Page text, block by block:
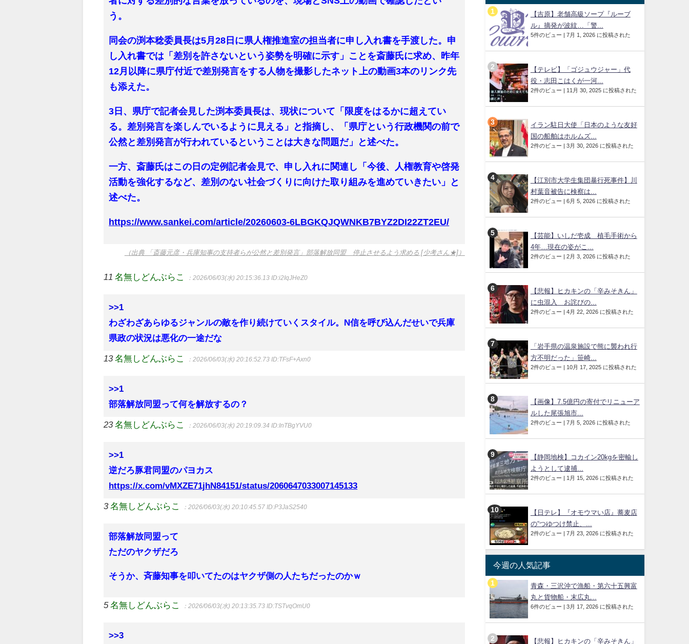
う。
同会の渕本稔委員長は5月28日に県人権推進室の担当者に申し入れ書を手渡した。申
し入れ書では「差別を許さないという姿勢を明確に示す」ことを斎藤氏に求め、昨年
12月以降に県庁付近で差別発言をする人物を撮影したネット上の動画3本のリンク先
も添えた。
3日、県庁で記者会見した渕本委員長は、現状について「限度をはるかに超えてい
る。差別発言を楽しんでいるように見える」と指摘し、「県庁という行政機関の前で
公然と差別発言が行われているということは大きな問題だ」と述べた。
一方、斎藤氏はこの日の定例記者会見で、申し入れに関連し「今後、人権教育や啓発
活動を強化するなど、差別のない社会づくりに向けた取り組みを進めていきたい」と
述べた。
https://www.sankei.com/article/20260603-6LBGKQJQWNKB7BYZ2DI22ZT2EU/
（出典 「斎藤元彦・兵庫知事の支持者らが公然と差別発言」部落解放同盟 停止させるよう求める [少考さん★]）
11 名無しどんぶらこ ：2026/06/03(水) 20:15:36.13ID:i2IqJHeZ0
>>1
わざわざあらゆるジャンルの敵を作り続けていくスタイル。N信を呼び込んだせいで兵庫
県政の状況は悪化の一途だな
13 名無しどんぶらこ ：2026/06/03(水) 20:16:52.73ID:TFsF+Axn0
>>1
部落解放同盟って何を解放するの？
23 名無しどんぶらこ ：2026/06/03(水) 20:19:09.34ID:InTBgYVU0
>>1
逆だろ豚君同盟のパヨカス
https://x.com/vMXZE71jhN84151/status/2060647033007145133
3 名無しどんぶらこ ：2026/06/03(水) 20:10:45.57ID:P3JaS2540
部落解放同盟って
ただのヤクザだろ
そうか、斉藤知事を叩いてたのはヤクザ側の人たちだったのかｗ
5 名無しどんぶらこ ：2026/06/03(水) 20:13:35.73ID:TSTvqOmU0
>>3
【吉原】老舗高級ソープ『ルーブ
ル』摘発が波紋…「警...
5件のビュー | 7月 1, 2026 に投稿された
【テレビ】「ゴジュウジャー」代
役・志田こはくが一河...
2件のビュー | 11月 30, 2025 に投稿された
イラン駐日大使「日本のような友好
国の船舶はホルムズ...
2件のビュー | 3月 30, 2026 に投稿された
【江別市大学生集団暴行死事件】川
村葉音被告に検察は...
2件のビュー | 6月 5, 2026 に投稿された
【芸能】いしだ壱成 植毛手術から
4年…現在の姿がこ...
2件のビュー | 2月 3, 2026 に投稿された
【悲報】ヒカキンの「辛みそきん」
に虫混入 お詫びの...
2件のビュー | 4月 22, 2026 に投稿された
「岩手県の温泉施設で熊に襲われ行
方不明だった」笹崎...
2件のビュー | 10月 17, 2025 に投稿された
【画像】7.5億円の寄付でリニューア
ルした尾張旭市...
2件のビュー | 7月 5, 2026 に投稿された
【静岡地検】コカイン20kgを密輸し
ようとして逮捕...
2件のビュー | 1月 15, 2026 に投稿された
【日テレ】『オモウマい店』蕎麦店
の“つゆつけ禁止、...
2件のビュー | 7月 23, 2026 に投稿された
今週の人気記事
青森・三沢沖で漁船・第六十五興富
丸と貨物船・末広丸...
6件のビュー | 3月 17, 2026 に投稿された
【悲報】ヒカキンの「辛みそきん」